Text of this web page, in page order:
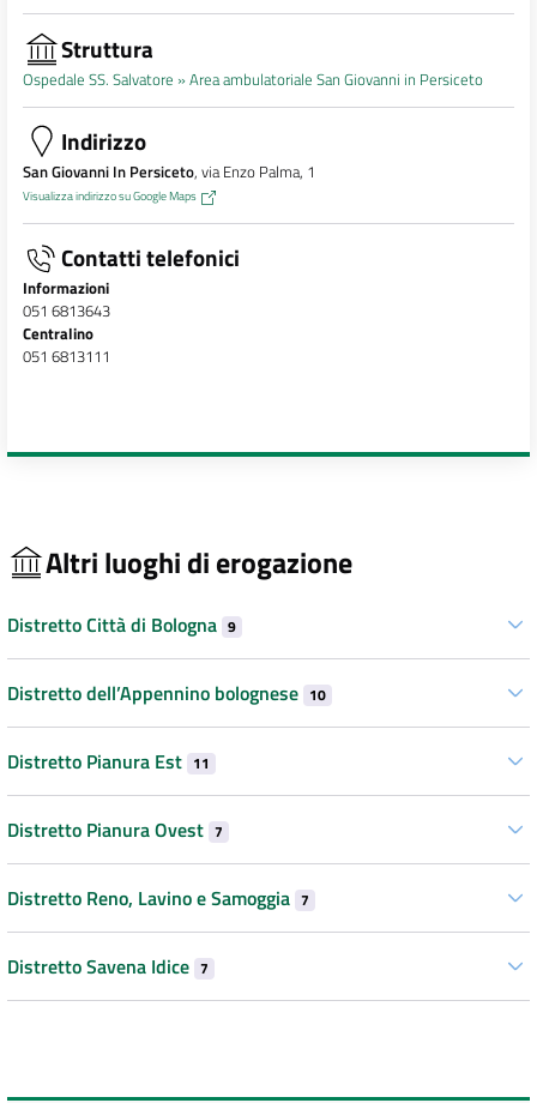
Struttura
Ospedale SS. Salvatore »Area ambulatoriale San Giovanni in Persiceto
Indirizzo
San Giovanni In Persiceto, via Enzo Palma, 1
Visualizza indirizzo su Google Maps
Contatti telefonici
Informazioni
051 6813643
Centralino
051 6813111
Altri luoghi di erogazione
Distretto Città di Bologna 9
Distretto dell’Appennino bolognese 10
Distretto Pianura Est 11
Distretto Pianura Ovest 7
Distretto Reno, Lavino e Samoggia 7
Distretto Savena Idice 7